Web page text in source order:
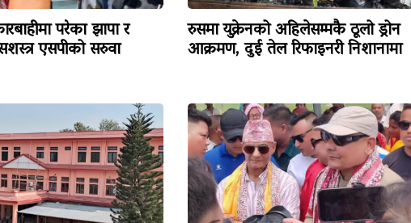
परेका झापा र
एसपीको सरुवा
रुसमा युक्रेनको अहिलेसम्मकै ठूलो ड्रोन
आक्रमण, दुई तेल रिफाइनरी निशानामा